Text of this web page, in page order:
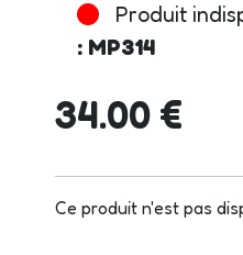
Produit
: MP314
34.00 €
Ce produit n'est pas